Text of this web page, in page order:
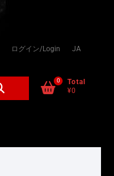
ログイン/Login JA
0
Total
¥0